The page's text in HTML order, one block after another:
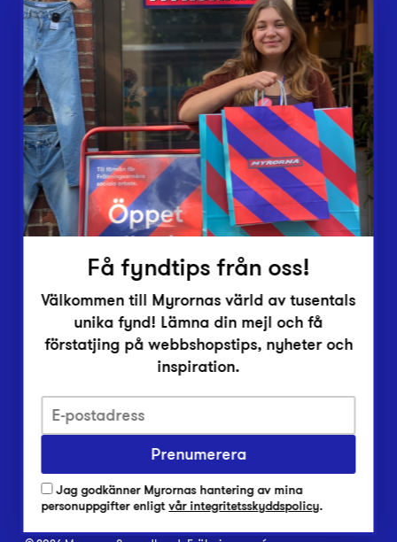
Webbshop
Butiker
Lämna in
Vårt överskott
Inlämningsplatser
Om Myrorna
Lediga jobb
Pressrum
Integritetsskyddspolicy
Har du frågor om onlineköp, leverans eller retur?
Har du frågor om vår verksamhet?
Vanliga frågor om Myrorna
Få fyndtips från oss!
Välkommen till Myrornas värld av tusentals
unika fynd! Lämna din mejl och få
förstatjing på webbshopstips, nyheter och
inspiration.
Prenumerera
Jag godkänner Myrornas hantering av mina
personuppgifter enligtvår integritetsskyddspolicy.